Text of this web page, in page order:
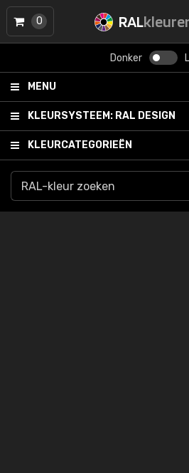
RAL
Donker
MENU
KLEURSYSTEEM: RAL DESIGN
KLEURCATEGORIEËN
0